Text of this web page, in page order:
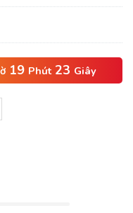
19 Phút 22 Giây